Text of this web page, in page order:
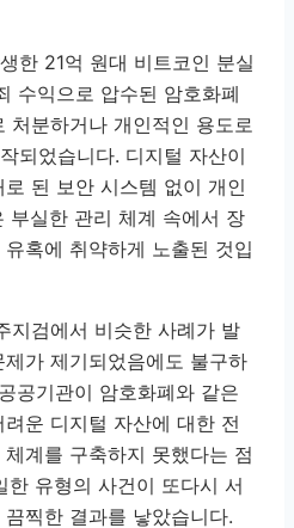
한 21억 원대 비트코인 분실
수익으로 압수된 암호화폐
처분하거나 개인적인 용도로
되었습니다. 디지털 자산이
된 보안 시스템 없이 개인
부실한 관리 체계 속에서 장
혹에 취약하게 노출된 것입
지검에서 비슷한 사례가 발
가 제기되었음에도 불구하
공기관이 암호화폐와 같은
운 디지털 자산에 대한 전
계를 구축하지 못했다는 점
한 유형의 사건이 또다시 서
찍한 결과를 낳았습니다.